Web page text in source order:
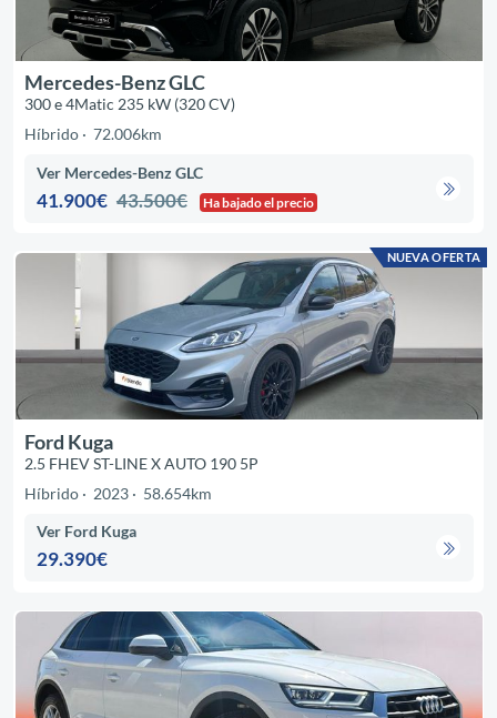
Mercedes-Benz GLC
300 e 4Matic 235 kW (320 CV)
Híbrido
72.006km
Ver Mercedes-Benz GLC
41.900€ 43.500€ Ha bajado el precio
NUEVA OFERTA
Ford Kuga
2.5 FHEV ST-LINE X AUTO 190 5P
Híbrido
2023 58.654km
Ver Ford Kuga
29.390€